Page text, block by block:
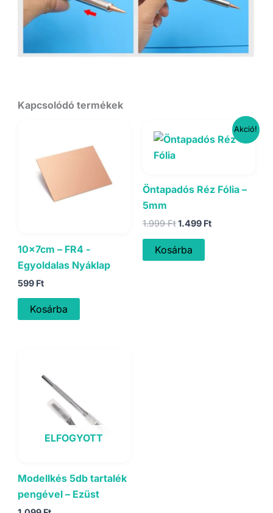
Kapcsolódó termékek
10x7cm – FR4 -
Egyoldalas Nyáklap
599 Ft
Kosárba
Akció!
Öntapadós Réz Fólia –
5mm
1.999FtOriginal
was:
1.999 Ft.
1.499 FtCurrent
Kosárba
ELFOGYOTT
Modellkés 5db tartalék
pengével – Ezüst